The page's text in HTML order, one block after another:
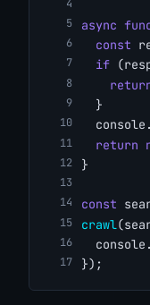
async
const
if
  }
  console.
return
}
const
crawl
  console.
});